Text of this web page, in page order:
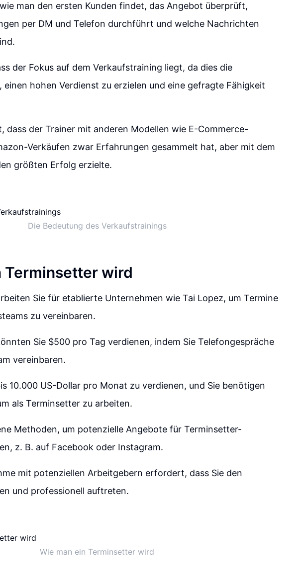
man den ersten Kunden findet, das Angebot überprüft,
per DM und Telefon durchführt und welche Nachrichten
der Fokus auf dem Verkaufstraining liegt, da dies die
hohen Verdienst zu erzielen und eine gefragte Fähigkeit
dass der Trainer mit anderen Modellen wie E-Commerce-
Verkäufen zwar Erfahrungen gesammelt hat, aber mit dem
größten Erfolg erzielte.
Die Bedeutung des Verkaufstrainings
Terminsetter wird
Sie für etablierte Unternehmen wie Tai Lopez, um Termine
zu vereinbaren.
Sie $500 pro Tag verdienen, indem Sie Telefongespräche
vereinbaren.
10.000 US-Dollar pro Monat zu verdienen, und Sie benötigen
als Terminsetter zu arbeiten.
Methoden, um potenzielle Angebote für Terminsetter-
z. B. auf Facebook oder Instagram.
mit potenziellen Arbeitgebern erfordert, dass Sie den
und professionell auftreten.
Wie man ein Terminsetter wird